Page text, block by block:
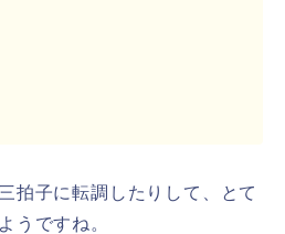
拍子に転調したりして、とて
うですね。